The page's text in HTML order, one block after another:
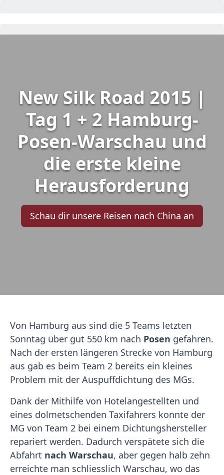
New Silk Road 2015 |
Tag 1 + 2 Hamburg-
Posen-Warschau und
die erste kleine
Herausforderung
Schau dir unsere Reisen nach China an
Von Hamburg aus sind die 5 Teams letzten
Sonntag über gut 550 km nach Posen gefahren.
Nach der ersten längeren Strecke von Hamburg
aus gab es beim Team 2 bereits ein kleines
Problem mit der Auspuffdichtung des MGs.
Dank der Mithilfe von Hotelangestellten und
eines dolmetschenden Taxifahrers konnte der
MG von Team 2 bei einem Dichtungshersteller
repariert werden. Dadurch verspätete sich die
Abfahrt nach Warschau, aber gegen halb zehn
erreichte man schliesslich Warschau, wo das